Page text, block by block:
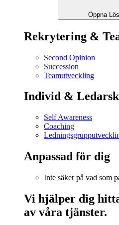
Öppna
Rekrytering &
Second Opinion
Succession
Teamutveckling
Individ &
Self Awareness
Coaching
Anpassad för dig
Inte säker på vad som
Vi hjälper dig
av våra tjänster.